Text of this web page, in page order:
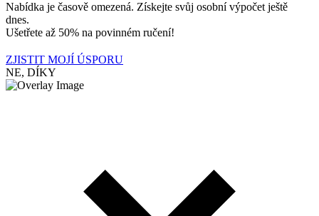
Nabídka je časově omezená. Získejte svůj osobní výpočet ještě
dnes.
Ušetřete až 50% na povinném ručení!
ZJISTIT MOJÍ ÚSPORU
NE, DÍKY